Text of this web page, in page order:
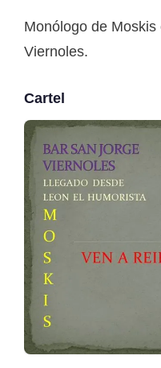
Monólogo de
Viernoles.
Cartel